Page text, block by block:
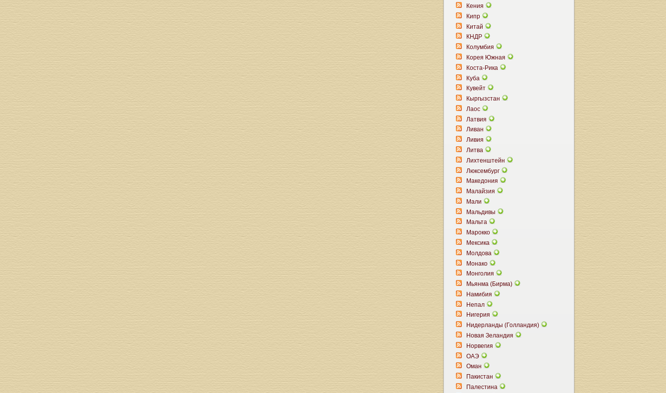
Кения
Кипр
Китай
КНДР
Колумбия
Корея Южная
Коста-Рика
Куба
Кувейт
Кыргызстан
Лаос
Латвия
Ливан
Ливия
Литва
Лихтенштейн
Люксембург
Македония
Малайзия
Мали
Мальдивы
Мальта
Марокко
Мексика
Молдова
Монако
Монголия
Мьянма (Бирма)
Намибия
Непал
Нигерия
Нидерланды (Голландия)
Новая Зеландия
Норвегия
ОАЭ
Оман
Пакистан
Палестина